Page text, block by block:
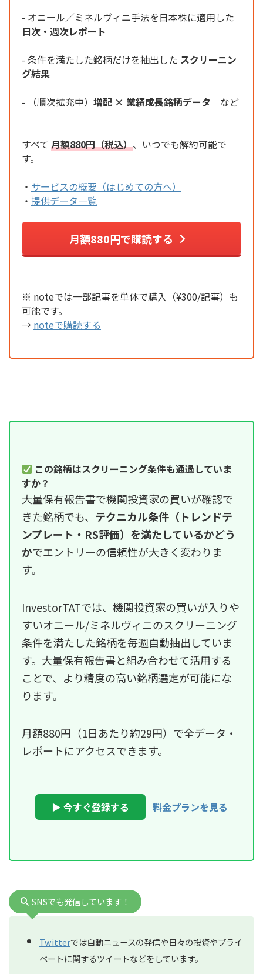
- オニール／ミネルヴィニ手法を日本株に適用した
日次・週次レポート
- 条件を満たした銘柄だけを抽出した スクリーニン
グ結果
- （順次拡充中） 増配 × 業績成長銘柄データ など
すべて 月額880円（税込）、いつでも解約可能で
す。
・ サービスの概要（はじめての方へ）
・ 提供データ一覧
月額880円で購読する
※ noteでは一部記事を単体で購入（¥300/記事）も
可能です。
→ noteで購読する
この銘柄はスクリーニング条件も通過していま
すか？
大量保有報告書で機関投資家の買いが確認で
きた銘柄でも、 テクニカル条件（トレンドテ
ンプレート・RS評価）を満たしているかどう
かでエントリーの信頼性が大きく変わりま
す。
InvestorTATでは、機関投資家の買いが入りや
すいオニール/ミネルヴィニのスクリーニング
条件を満たした銘柄を毎週自動抽出していま
す。大量保有報告書と組み合わせて活用する
ことで、より精度の高い銘柄選定が可能にな
ります。
月額880円（1日あたり約29円）で全データ・
レポートにアクセスできます。
▶ 今すぐ登録する 料金プランを見る
SNSでも発信しています！
Twitterでは自動ニュースの発信や日々の投資やプライ
ベートに関するツイートなどをしています。